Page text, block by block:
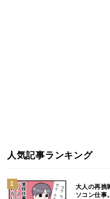
人気記事ランキング
大人の再挑
ソコン仕事